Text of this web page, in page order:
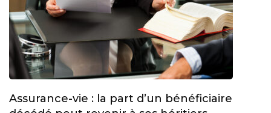
Assurance-vie : la part d’un bénéficiaire